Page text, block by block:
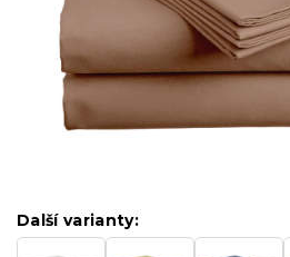
Další varianty: